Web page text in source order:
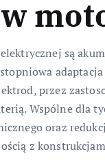
są
przez
Wspólne dla
oraz
z